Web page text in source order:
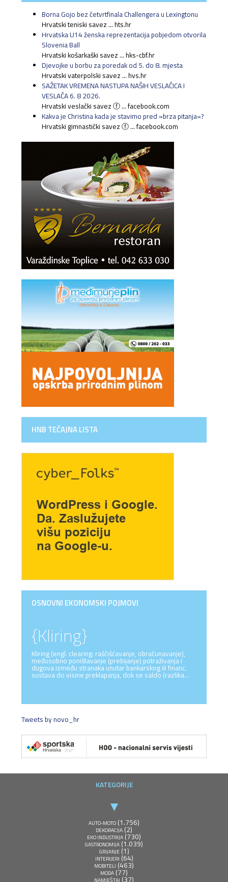
Borna Gojo bez četvrtfinala Challengera u Lexingtonu
Hrvatski teniski savez ... hts.hr
Hrvatska U14 ženska reprezentacija pobjedom otvorila
Slovenia Ball
Hrvatski košarkaški savez ... hks-cbf.hr
Djevojke u borbu za poredak od 5. do 8. mjesta
Hrvatski vaterpolski savez ... hvs.hr
SAŽETAK VREMENA NASTUPA NAŠIH VESLAČICA I
VESLAČA 6. 8 2026.
Hrvatski veslački savez ⓕ ... facebook.com
Kakva je Christina kada je stavimo pred »brza pitanja«?
Hrvatski gimnastički savez ⓕ ... facebook.com
HNB TEČAJNA LISTA
OSNOVNI EKONOMSKI POJMOVI
{Kliring}
Kliring (engl. clearing: raščišćavanje, obračunavanje),
međusobno poništavanje (prebijanje) potraživanja i
dugova između stranaka unutar bankarskog ili financ.
sustava do visine preklapanja, dok se saldo (razlika…
Tweets by novo_hr
KATEGORIJE
AUTO-MOTO (1.756)
DEKORACIJA (2)
EKO INDUSTRIJA (730)
GASTRONOMIJA (1.039)
GRIJANJE(1)
INTERIJERI (64)
MOBITELI (463)
MODA (77)
NAMJEŠTAJ (37)